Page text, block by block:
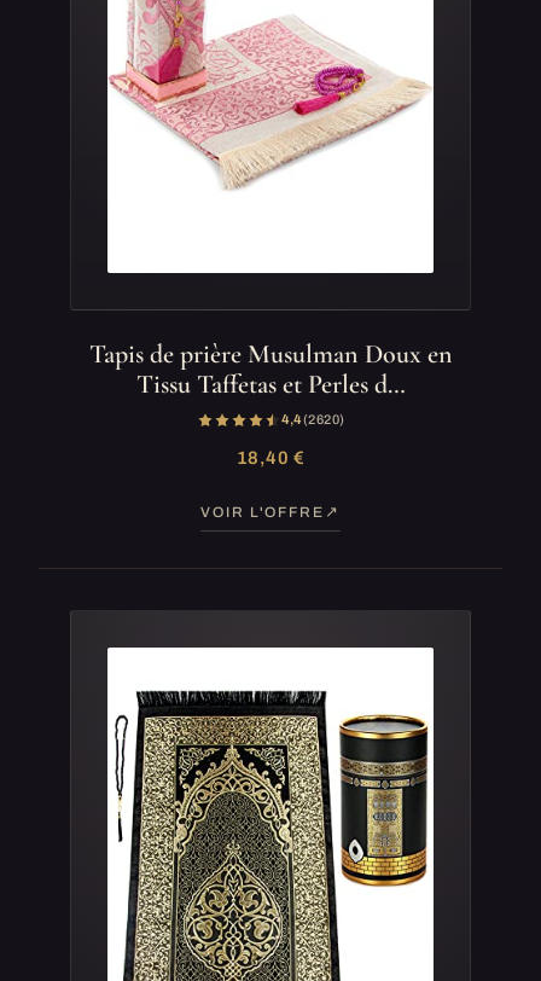
Tapis de prière Musulman Doux en
Tissu Taffetas et Perles d…
4,4(2 620)
18,40 €
VOIR L'OFFRE